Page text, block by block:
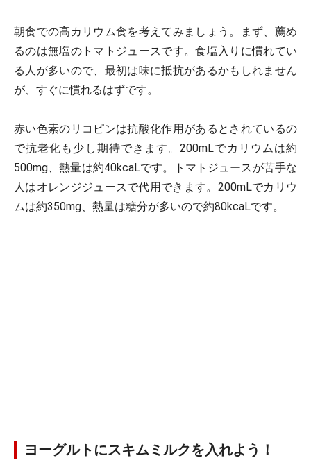
朝食での高カリウム食を考えてみましょう。まず、薦め
るのは無塩のトマトジュースです。食塩入りに慣れてい
る人が多いので、最初は味に抵抗があるかもしれません
が、すぐに慣れるはずです。
赤い色素のリコピンは抗酸化作用があるとされているの
で抗老化も少し期待できます。200mLでカリウムは約
500mg、熱量は約40kcaLです。トマトジュースが苦手な
人はオレンジジュースで代用できます。200mLでカリウ
ムは約350mg、熱量は糖分が多いので約80kcaLです。
ヨーグルトにスキムミルクを入れよう！